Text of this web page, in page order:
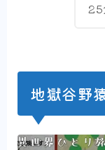
25
地獄谷野